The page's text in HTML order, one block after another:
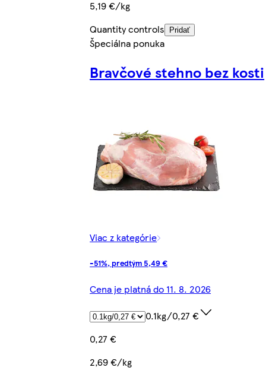
5,19 €/kg
Quantity controls
Pridať
Špeciálna ponuka
Bravčové stehno bez kosti
Viac z kategórie
-51%, predtým 5,49 €
Cena je platná do 11. 8. 2026
0.1kg/0,27 €
0,27 €
2,69 €/kg